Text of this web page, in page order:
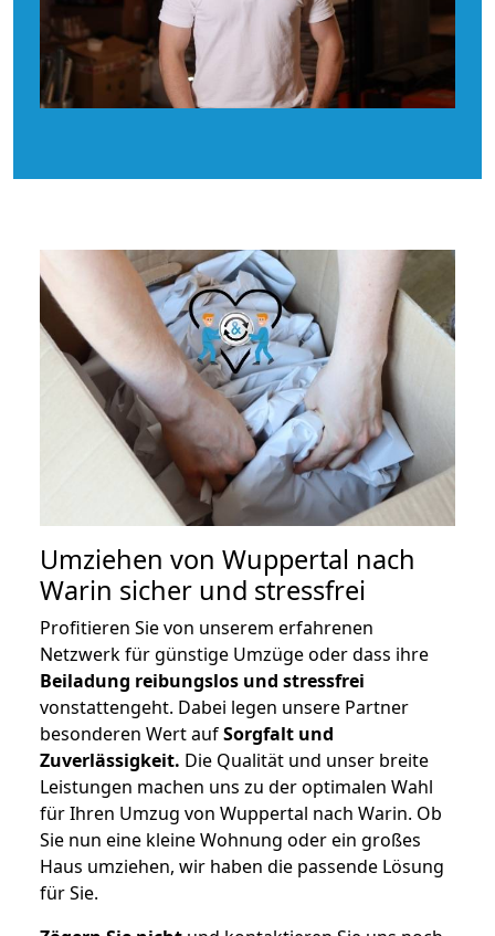
Umziehen von Wuppertal nach
Warin sicher und stressfrei
Profitieren Sie von unserem erfahrenen
Netzwerk für günstige Umzüge oder dass ihre
Beiladung reibungslos und stressfrei
vonstattengeht. Dabei legen unsere Partner
besonderen Wert aufSorgfalt und
Zuverlässigkeit. Die Qualität und unser breite
Leistungen machen uns zu der optimalen Wahl
für Ihren Umzug von Wuppertal nach Warin. Ob
Sie nun eine kleine Wohnung oder ein großes
Haus umziehen, wir haben die passende Lösung
für Sie.